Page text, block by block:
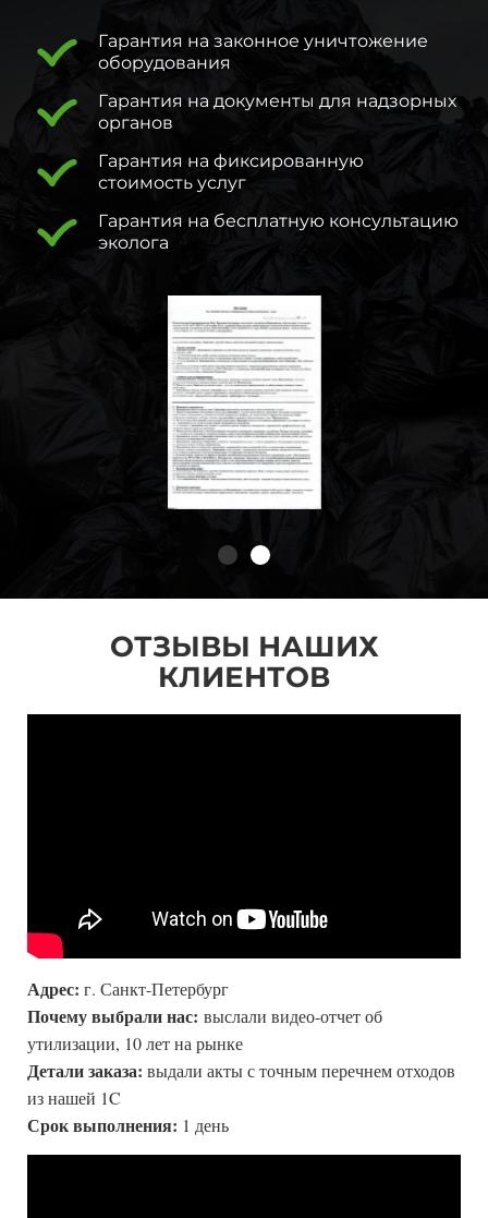
Гарантия на законное уничтожение
оборудования
Гарантия на документы для надзорных
органов
Гарантия на фиксированную
стоимость услуг
Гарантия на бесплатную консультацию
эколога
ОТЗЫВЫ НАШИХ
КЛИЕНТОВ
Адрес: г. Санкт-Петербург
Почему выбрали нас: выслали видео-отчет об
утилизации, 10 лет на рынке
Детали заказа: выдали акты с точным перечнем отходов
из нашей 1C
Срок выполнения: 1 день